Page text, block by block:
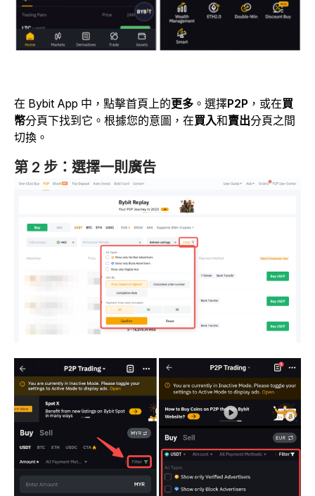
在 Bybit App 中，點擊首頁上的更多 。選擇P2P ，或在買
幣分頁下找到它。根據您的意圖，在買入和賣出分頁之間
切換。
第 2 步：選擇一則廣告